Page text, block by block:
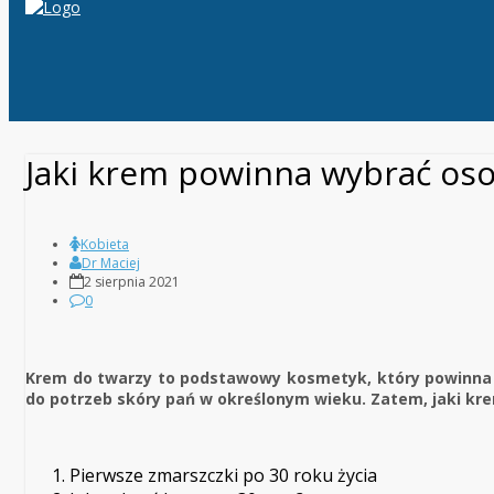
Jaki krem powinna wybrać
Kobieta
Dr Maciej
2 sierpnia 2021
0
Krem do twarzy to podstawowy kosmetyk, który
do potrzeb skóry pań w określonym wieku. Zatem, jaki
Pierwsze zmarszczki po 30 roku życia